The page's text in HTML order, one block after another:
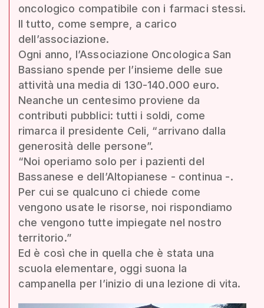
oncologico compatibile con i farmaci stessi.
Il tutto, come sempre, a carico
dell’associazione.
Ogni anno, l’Associazione Oncologica San
Bassiano spende per l’insieme delle sue
attività una media di 130-140.000 euro.
Neanche un centesimo proviene da
contributi pubblici: tutti i soldi, come
rimarca il presidente Celi, “arrivano dalla
generosità delle persone”.
“Noi operiamo solo per i pazienti del
Bassanese e dell’Altopianese - continua -.
Per cui se qualcuno ci chiede come
vengono usate le risorse, noi rispondiamo
che vengono tutte impiegate nel nostro
territorio.”
Ed è così che in quella che è stata una
scuola elementare, oggi suona la
campanella per l’inizio di una lezione di vita.